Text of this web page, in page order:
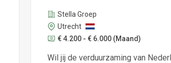
Stella Groep
Utrecht
€ 4.200 - € 6.000 (Maand)
Wil jij de verduurzaming van